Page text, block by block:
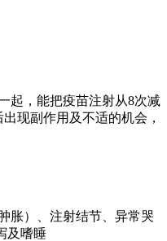
起，能把疫苗注射从8次减
现副作用及不适的机会，
胀）、注射结节、异常哭
及嗜睡